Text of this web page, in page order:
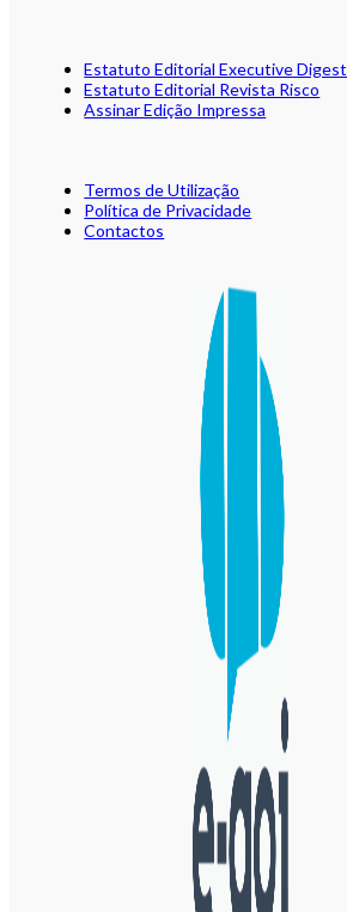
Estatuto Editorial Executive Digest
Estatuto Editorial Revista Risco
Assinar Edição Impressa
Termos de Utilização
Política de Privacidade
Contactos